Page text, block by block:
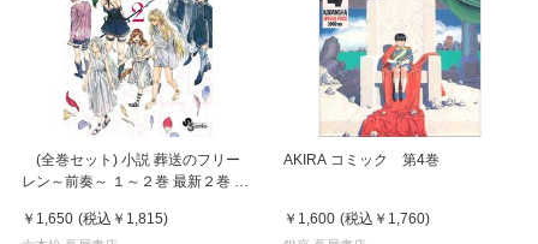
(全巻セット) 小説 葬送のフリー
レン～前奏～ １～２巻 最新２巻 ア
￥1,650 (税込 ￥1,815)
AKIRA コミック 第4巻
￥1,600 (税込 ￥1,760)